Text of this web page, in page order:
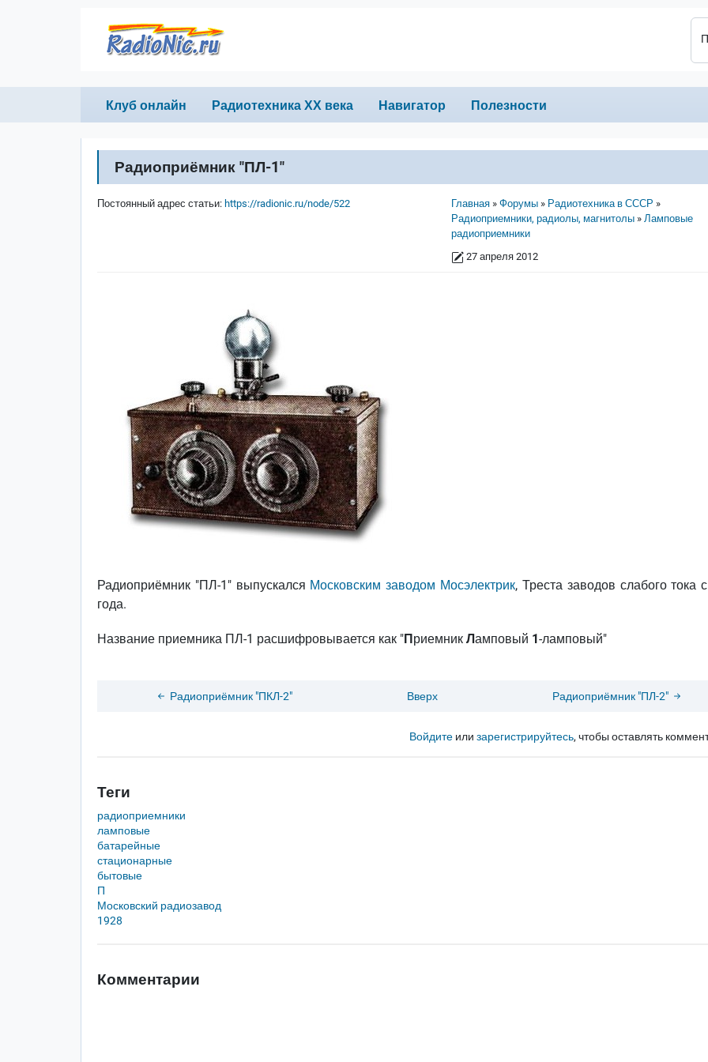
Primary links
Клуб онлайн Радиотехника ХХ века Навигатор Полезности
Радиоприёмник "ПЛ-1"
Строка навигации
Главная Форумы
Радиотехника в СССР
Радиоприемники, радиолы, магнитолы
Ламповые
радиоприемники
27 апреля 2012
Постоянный адрес статьи: https://radionic.ru/node/522
Радиоприёмник "ПЛ-1" выпускался Московским заводом Мосэлектрик, Треста заводов слабого тока
года.
Название приемника ПЛ-1 расшифровывается как "П риемник Ламповый 1-ламповый"
Радиоприёмник "ПКЛ-2" Вверх Радиоприёмник "ПЛ-2"
Войдитеили зарегистрируйтесь, чтобы оставлять
Теги
радиоприемники
ламповые
батарейные
стационарные
бытовые
П
Московский радиозавод
1928
Комментарии